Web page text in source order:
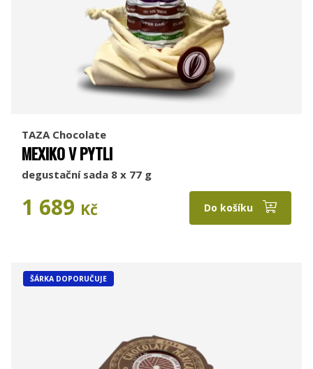
TAZA Chocolate
MEXIKO V PYTLI
degustační sada 8 x 77 g
1 689 Kč Do košíku
ŠÁRKA DOPORUČUJE